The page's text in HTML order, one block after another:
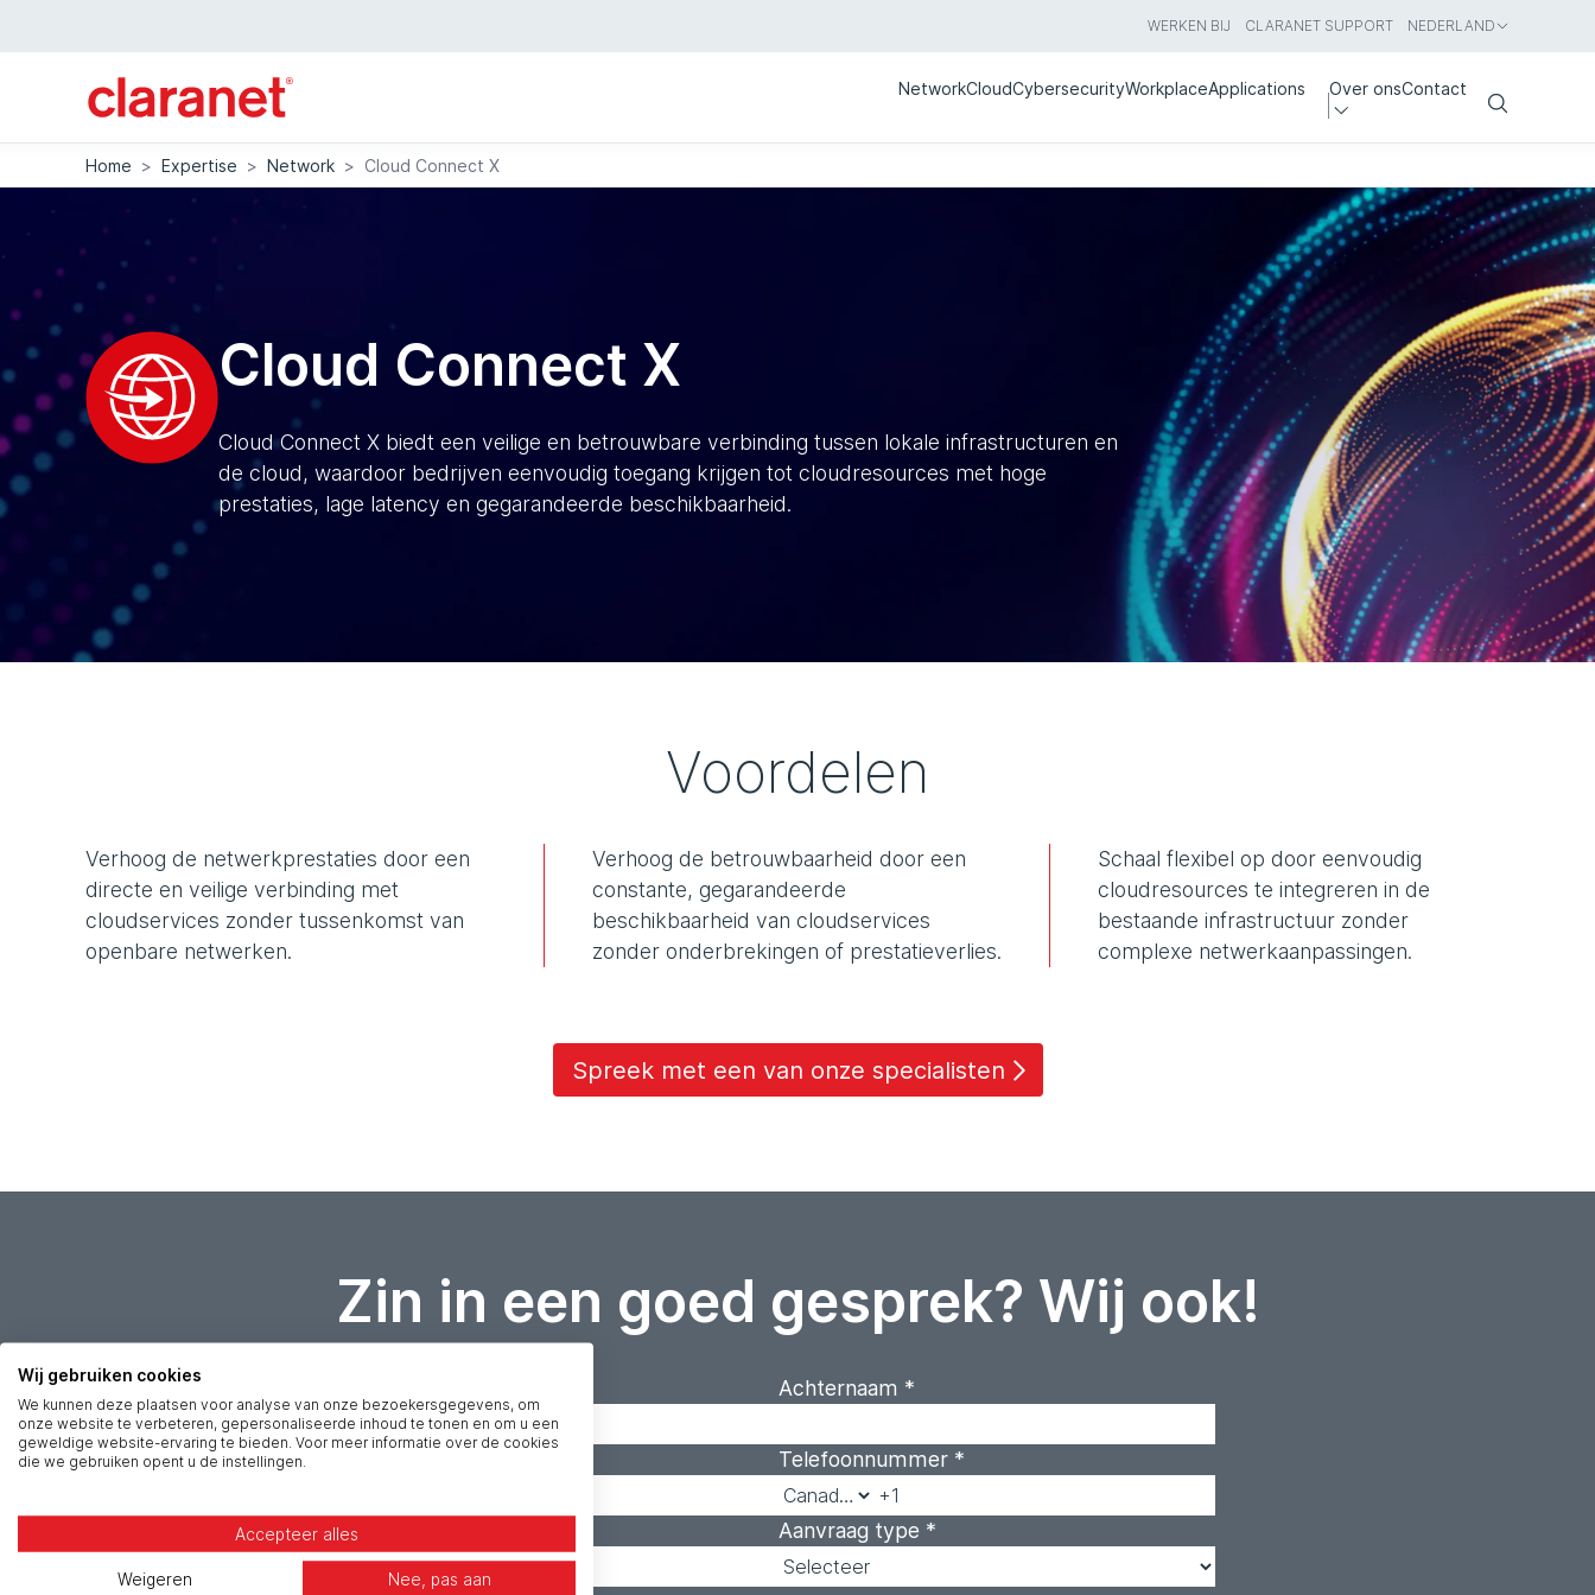
WERKEN BIJ CLARANET SUPPORT NEDERLAND
NetworkCloudCybersecurityWorkplaceApplications Over onsContact
Search
Home > Expertise > Network > Cloud Connect X
Cloud Connect X
Cloud Connect X biedt een veilige en betrouwbare verbinding tussen lokale infrastructuren en
de cloud, waardoor bedrijven eenvoudig toegang krijgen tot cloudresources met hoge
prestaties, lage latency en gegarandeerde beschikbaarheid.
Voordelen
Verhoog de netwerkprestaties door een
directe en veilige verbinding met
cloudservices zonder tussenkomst van
openbare netwerken.
Verhoog de betrouwbaarheid door een
constante, gegarandeerde
beschikbaarheid van cloudservices
zonder onderbrekingen of prestatieverlies.
Schaal flexibel op door eenvoudig
cloudresources te integreren in de
bestaande infrastructuur zonder
complexe netwerkaanpassingen.
Spreek met een van onze specialisten
Zin in een goed gesprek? Wij ook!
Achternaam *
Telefoonnummer *
Bedrijfsnaam Aanvraag type *
Wij gebruiken cookies
We kunnen deze plaatsen voor analyse van onze bezoekersgegevens, om
onze website te verbeteren, gepersonaliseerde inhoud te tonen en om u een
geweldige website-ervaring te bieden. Voor meer informatie over de cookies
die we gebruiken opent u de instellingen.
Accepteer alles
Weigeren Nee, pas aan